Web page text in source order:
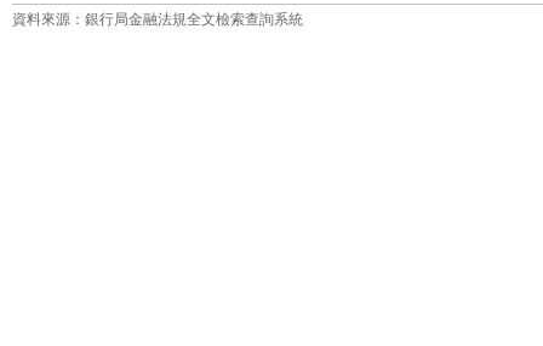
資料來源：銀行局金融法規全文檢索查詢系統